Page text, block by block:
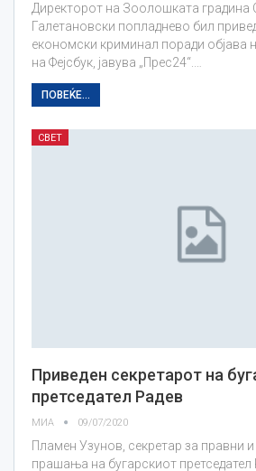
Директорот на Зоолошката градина
Галетановски попладнево бил
економски криминал поради објава
на Фејсбук, јавува „Прес24“.…
ПОВЕЌЕ...
СВЕТ
Приведен секретарот на
претседател Радев
МИА 09/07/2020
Пламен Узунов, секретар за правни
прашања на бугарскиот претседател